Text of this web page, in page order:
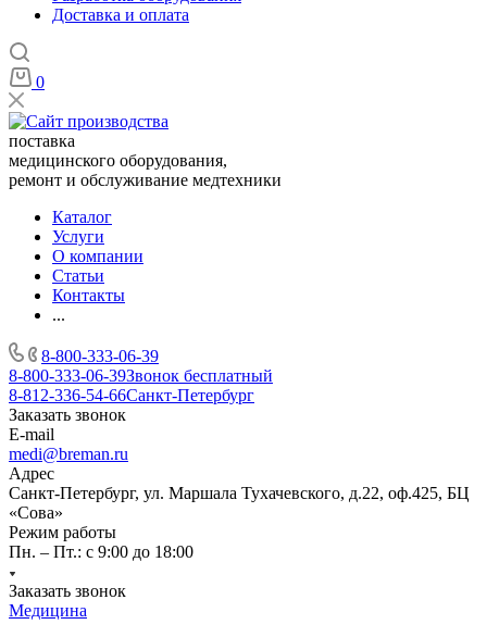
Доставка и оплата
0
поставка
медицинского оборудования,
ремонт и обслуживание медтехники
Каталог
Услуги
О компании
Статьи
Контакты
...
8-800-333-06-39
8-800-333-06-39Звонок бесплатный
8-812-336-54-66Санкт-Петербург
Заказать звонок
E-mail
medi@breman.ru
Адрес
Санкт-Петербург, ул. Маршала Тухачевского, д.22, оф.425, БЦ
«Сова»
Режим работы
Пн. – Пт.: с 9:00 до 18:00
Заказать звонок
Медицина